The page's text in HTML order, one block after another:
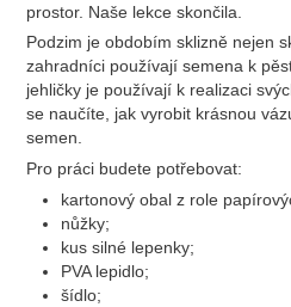
prostor. Naše lekce skončila.
Podzim je obdobím sklizně nejen
zahradníci používají semena k
jehličky je používají k realizaci
se naučíte, jak vyrobit krásnou
semen.
Pro práci budete potřebovat:
kartonový obal z role
nůžky;
kus silné lepenky;
PVA lepidlo;
šídlo;